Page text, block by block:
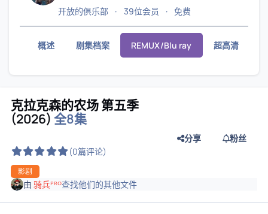
开放的俱乐部 39位会员 免费
概述 剧集档案 REMUX/Blu ray 超高清
克拉克森的农场 第五季
(2026)全8集
(0篇评论)
影剧
分享 粉丝
由骑兵ᴾᴿᴼ查找他们的其他文件